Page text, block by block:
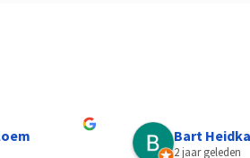
Meer Holly
3 jaar geleden